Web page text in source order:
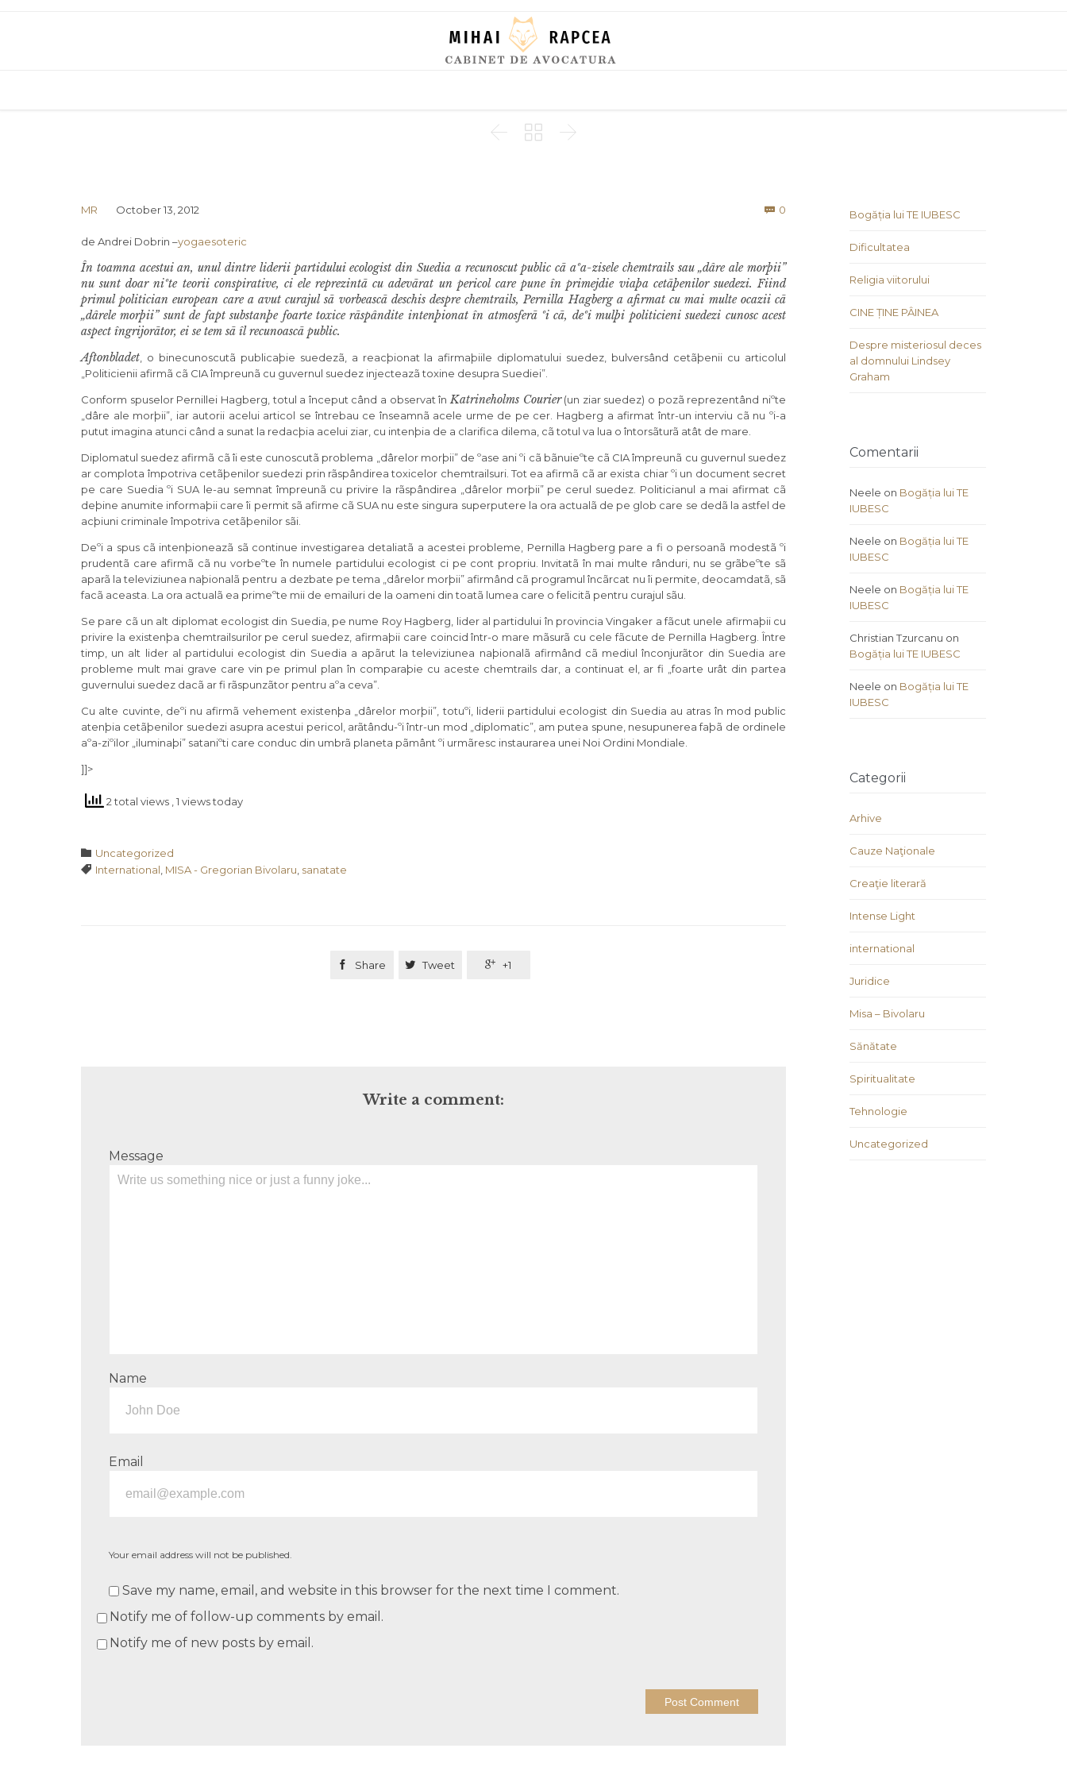
  
MR October 13, 2012  0
de Andrei Dobrin –yogaesoteric
În toamna acestui an, unul dintre liderii partidului ecologist din Suedia a recunoscut public cã aºa-zisele chemtrails sau „dâre ale morþii”
nu sunt doar niºte teorii conspirative, ci ele reprezintã cu adevãrat un pericol care pune în primejdie viaþa cetãþenilor suedezi. Fiind
primul politician european care a avut curajul sã vorbeascã deschis despre chemtrails, Pernilla Hagberg a afirmat cu mai multe ocazii cã
„dârele morþii” sunt de fapt substanþe foarte toxice rãspândite intenþionat în atmosferã ºi cã, deºi mulþi politicieni suedezi cunosc acest
aspect îngrijorãtor, ei se tem sã îl recunoascã public.
Aftonbladet , o binecunoscutã publicaþie suedezã, a reacþionat la afirmaþiile diplomatului suedez, bulversând cetãþenii cu articolul
„Politicienii afirmã cã CIA împreunã cu guvernul suedez injecteazã toxine desupra Suediei”.
Conform spuselor Pernillei Hagberg, totul a început când a observat în Katrineholms Courier(un ziar suedez) o pozã reprezentând niºte
„dâre ale morþii”, iar autorii acelui articol se întrebau ce înseamnã acele urme de pe cer. Hagberg a afirmat într-un interviu cã nu ºi-a
putut imagina atunci când a sunat la redacþia acelui ziar, cu intenþia de a clarifica dilema, cã totul va lua o întorsãturã atât de mare.
Diplomatul suedez afirmã cã îi este cunoscutã problema „dârelor morþii” de ºase ani ºi cã bãnuieºte cã CIA împreunã cu guvernul suedez
ar complota împotriva cetãþenilor suedezi prin rãspândirea toxicelor chemtrailsuri. Tot ea afirmã cã ar exista chiar ºi un document secret
pe care Suedia ºi SUA le-au semnat împreunã cu privire la rãspândirea „dârelor morþii” pe cerul suedez. Politicianul a mai afirmat cã
deþine anumite informaþii care îi permit sã afirme cã SUA nu este singura superputere la ora actualã de pe glob care se dedã la astfel de
acþiuni criminale împotriva cetãþenilor sãi.
Deºi a spus cã intenþioneazã sã continue investigarea detaliatã a acestei probleme, Pernilla Hagberg pare a fi o persoanã modestã ºi
prudentã care afirmã cã nu vorbeºte în numele partidului ecologist ci pe cont propriu. Invitatã în mai multe rânduri, nu se grãbeºte sã
aparã la televiziunea naþionalã pentru a dezbate pe tema „dârelor morþii” afirmând cã programul încãrcat nu îi permite, deocamdatã, sã
facã aceasta. La ora actualã ea primeºte mii de emailuri de la oameni din toatã lumea care o felicitã pentru curajul sãu.
Se pare cã un alt diplomat ecologist din Suedia, pe nume Roy Hagberg, lider al partidului în provincia Vingaker a fãcut unele afirmaþii cu
privire la existenþa chemtrailsurilor pe cerul suedez, afirmaþii care coincid într-o mare mãsurã cu cele fãcute de Pernilla Hagberg. Între
timp, un alt lider al partidului ecologist din Suedia a apãrut la televiziunea naþionalã afirmând cã mediul înconjurãtor din Suedia are
probleme mult mai grave care vin pe primul plan în comparaþie cu aceste chemtrails dar, a continuat el, ar fi „foarte urât din partea
guvernului suedez dacã ar fi rãspunzãtor pentru aºa ceva”.
Cu alte cuvinte, deºi nu afirmã vehement existenþa „dârelor morþii”, totuºi, liderii partidului ecologist din Suedia au atras în mod public
atenþia cetãþenilor suedezi asupra acestui pericol, arãtându-ºi într-un mod „diplomatic”, am putea spune, nesupunerea faþã de ordinele
aºa-ziºilor „iluminaþi” sataniºti care conduc din umbrã planeta pãmânt ºi urmãresc instaurarea unei Noi Ordini Mondiale.
]]>
2 total views , 1 views today
 Category
Uncategorized
 Tags
International MISA - Gregorian Bivolaru sanatate
 Share  Tweet  +1
Write a comment:
Message
Name
Email
Your email address will not be published.
Save my name, email, and website in this browser for the next time I comment.
Notify me of follow-up comments by email.
Notify me of new posts by email.
Bogăția lui TE IUBESC
Dificultatea
Religia viitorului
CINE ȚINE PÂINEA
Despre misteriosul deces
al domnului Lindsey
Graham
Comentarii
Neele on Bogăția lui TE
IUBESC
Neele on Bogăția lui TE
IUBESC
Neele on Bogăția lui TE
IUBESC
Christian Tzurcanu on
Bogăția lui TE IUBESC
Neele on Bogăția lui TE
IUBESC
Categorii
Arhive
Cauze Naţionale
Creaţie literară
Intense Light
international
Juridice
Misa – Bivolaru
Sănătate
Spiritualitate
Tehnologie
Uncategorized